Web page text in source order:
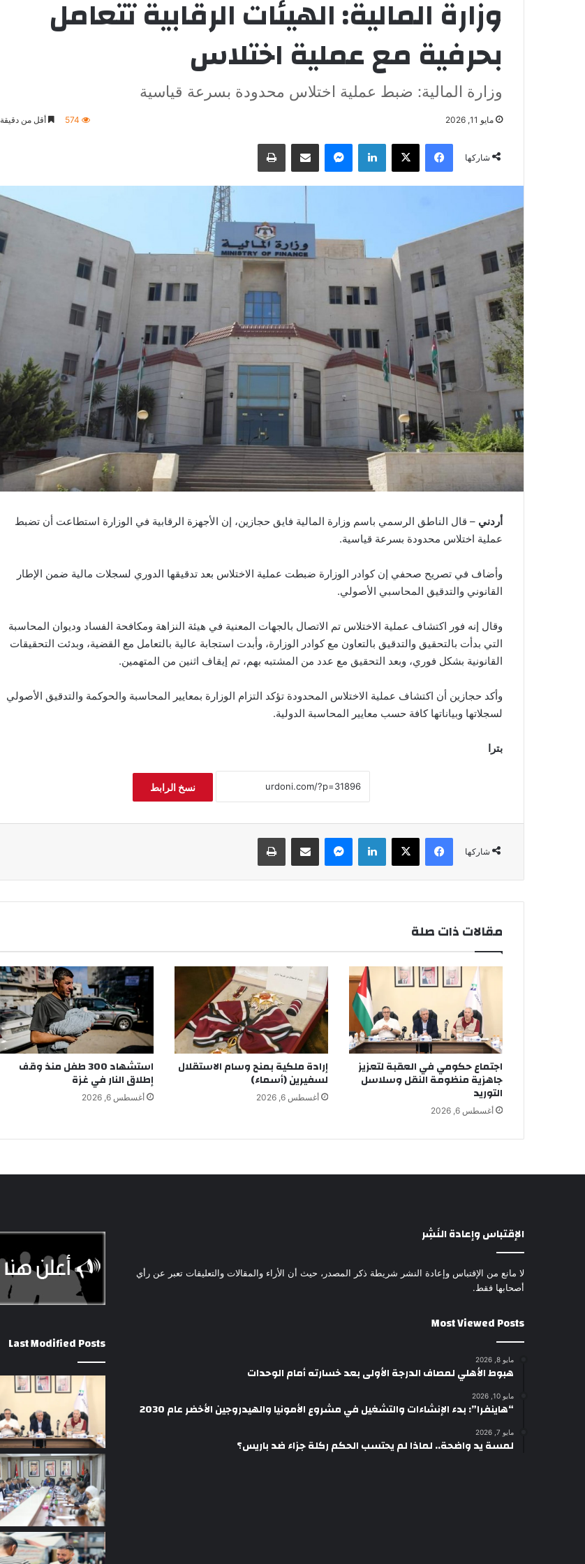
وزارة المالية: الهيئات الرقابية تتعامل
بحرفية مع عملية اختلاس
وزارة المالية: ضبط عملية اختلاس محدودة بسرعة قياسية
مايو 11, 2026 574 أقل من دقيقة
شاركها
فيسبوك لينكدإن
أردني – قال الناطق الرسمي باسم وزارة المالية فايق حجازين، إن الأجهزة الرقابية في الوزارة استطاعت أن تضبط
عملية اختلاس محدودة بسرعة قياسية.
وأضاف في تصريح صحفي إن كوادر الوزارة ضبطت عملية الاختلاس بعد تدقيقها الدوري لسجلات مالية ضمن الإطار
القانوني والتدقيق المحاسبي الأصولي.
وقال إنه فور اكتشاف عملية الاختلاس تم الاتصال بالجهات المعنية في هيئة النزاهة ومكافحة الفساد وديوان المحاسبة
التي بدأت بالتحقيق والتدقيق بالتعاون مع كوادر الوزارة، وأبدت استجابة عالية بالتعامل مع القضية، وبدئت التحقيقات
القانونية بشكل فوري، وبعد التحقيق مع عدد من المشتبه بهم، تم إيقاف اثنين من المتهمين.
وأكد حجازين أن اكتشاف عملية الاختلاس المحدودة تؤكد التزام الوزارة بمعايير المحاسبة والحوكمة والتدقيق الأصولي
لسجلاتها وبياناتها كافة حسب معايير المحاسبة الدولية.
بترا
نسخ الرابط
شاركها
فيسبوك لينكدإن
مقالات ذات صلة
اجتماع حكومي في العقبة لتعزيز
جاهزية منظومة النقل وسلاسل
التوريد
أغسطس 6, 2026
إرادة ملكية بمنح وسام الاستقلال
لسفيرين (أسماء)
أغسطس 6, 2026
استشهاد 300 طفل منذ وقف
إطلاق النار في غزة
أغسطس 6, 2026
الإقتباس وإعادة النَشِر
لا مانع من الإقتباس وإعادة النشر شريطة ذكر المصدر، حيث أن الأراء والمقالات والتعليقات تعبر عن رأي
أصحابها فقط.
Most Viewed Posts
مايو 8, 2026
هبوط الأهلي لمصاف الدرجة الأولى بعد خسارته أمام الوحدات
مايو 10, 2026
“هاينفرا”: بدء الإنشاءات والتشغيل في مشروع الأمونيا والهيدروجين الأخضر عام 2030
مايو 7, 2026
لمسة يد واضحة.. لماذا لم يحتسب الحكم ركلة جزاء ضد باريس؟
Last Modified Posts